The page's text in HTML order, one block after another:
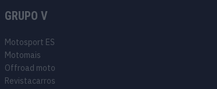
GRUPO V
Motosport ES
Motomais
Offroad moto
Revistacarros